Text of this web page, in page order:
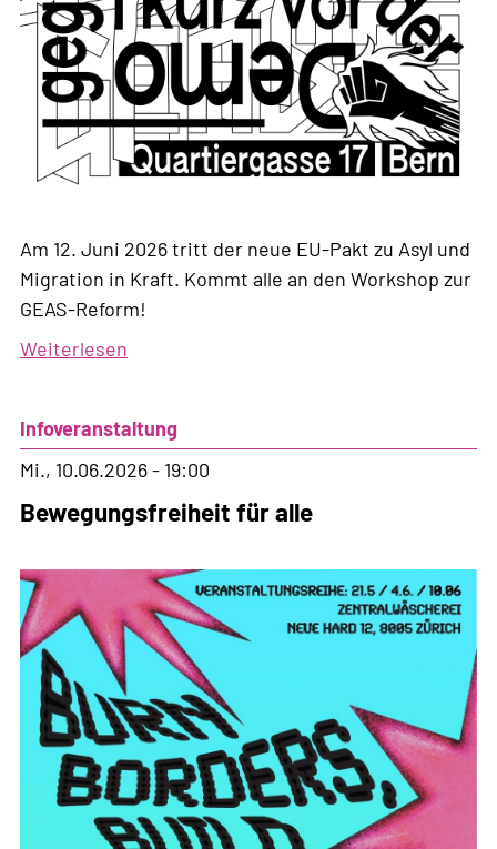
Am 12. Juni 2026 tritt der neue EU-Pakt zu Asyl und
Migration in Kraft. Kommt alle an den Workshop zur
GEAS-Reform!
Weiterlesen
GEAS-
Reform
Infoveranstaltung
Mi., 10.06.2026 - 19:00
Bewegungsfreiheit für alle